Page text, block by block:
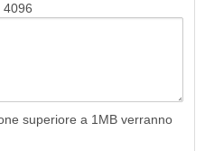
4096
superiore a 1MB verranno